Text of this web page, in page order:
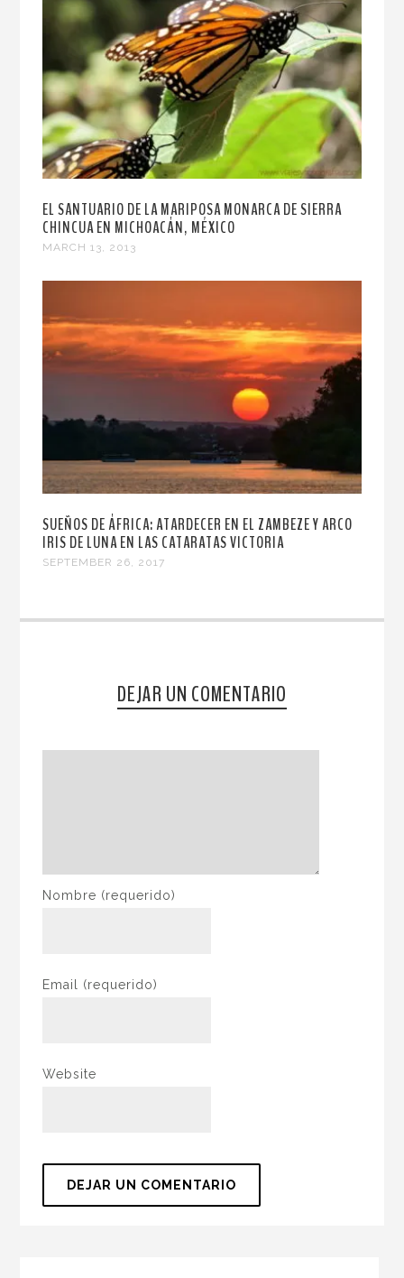
EL SANTUARIO DE LA MARIPOSA MONARCA DE SIERRA
CHINCUA EN MICHOACÁN, MÉXICO
MARCH 13, 2013
SUEÑOS DE ÁFRICA: ATARDECER EN EL ZAMBEZE Y ARCO
IRIS DE LUNA EN LAS CATARATAS VICTORIA
SEPTEMBER 26, 2017
DEJAR UN COMENTARIO
Nombre (requerido)
Email (requerido)
Website